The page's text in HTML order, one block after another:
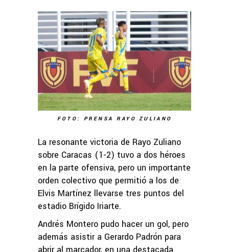
FOTO: PRENSA RAYO ZULIANO
La resonante victoria de Rayo Zuliano
sobre Caracas (1-2) tuvo a dos héroes
en la parte ofensiva, pero un importante
orden colectivo que permitió a los de
Elvis Martínez llevarse tres puntos del
estadio Brígido Iriarte.
Andrés Montero pudo hacer un gol, pero
además asistir a Gerardo Padrón para